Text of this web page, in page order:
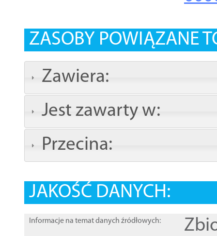
ZASOBY POWIĄZANE
Zawiera:
Jest zawarty w:
Przecina:
JAKOŚĆ DANYCH:
Informacje na temat danych źródłowych: